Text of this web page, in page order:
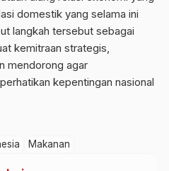
domestik yang selama ini
langkah tersebut sebagai
kemitraan strategis,
mendorong agar
kepentingan nasional
Makanan